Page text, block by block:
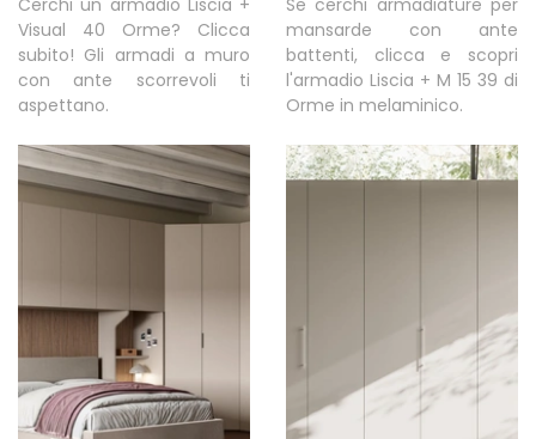
Cerchi un armadio Liscia +
Visual 40 Orme? Clicca
subito! Gli armadi a muro
con ante scorrevoli ti
aspettano.
Se cerchi armadiature per
mansarde con ante
battenti, clicca e scopri
l'armadio Liscia + M 15 39 di
Orme in melaminico.